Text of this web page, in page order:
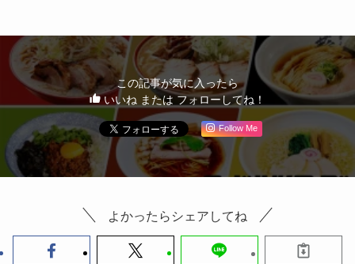
この記事が気に入ったら
いいね または フォローしてね！
Follow Me
よかったらシェアしてね